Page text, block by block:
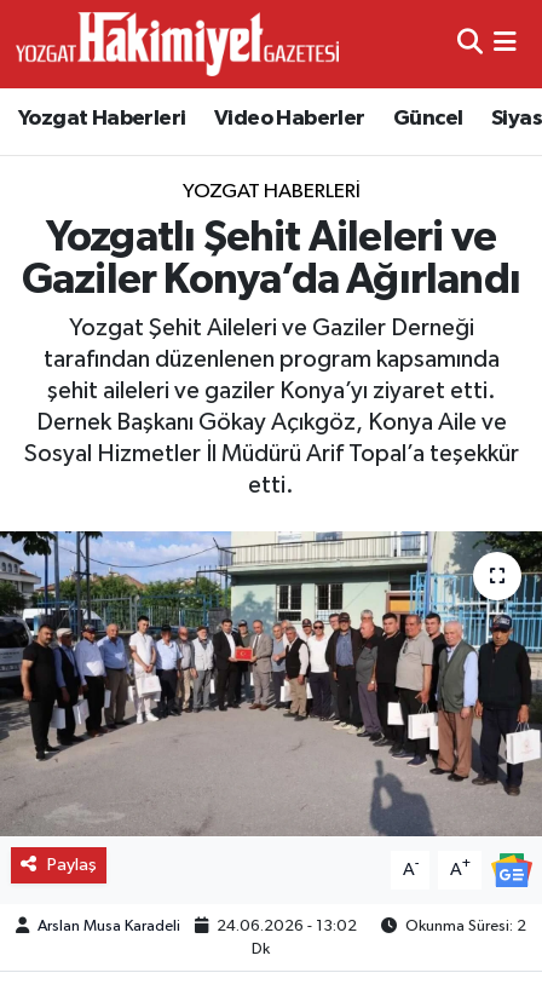
Yozgat Haberleri Video Haberler Güncel
YOZGAT HABERLERI
Yozgatlı Şehit Aileleri ve
Gaziler Konya’da Ağırlandı
Yozgat Şehit Aileleri ve Gaziler Derneği
tarafından düzenlenen program kapsamında
şehit aileleri ve gaziler Konya’yı ziyaret etti.
Dernek Başkanı Gökay Açıkgöz, Konya Aile ve
Sosyal Hizmetler İl Müdürü Arif Topal’a teşekkür
etti.
Paylaş A- A+
Arslan Musa Karadeli 24.06.2026 - 13:02
Okunma Süresi: 2
Dk